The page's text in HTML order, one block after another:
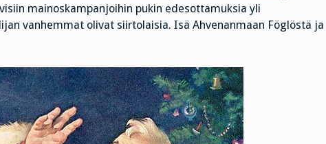
mainoskampanjoihin pukin edesottamuksia yli
vanhemmat olivat siirtolaisia. Isä Ahvenanmaan Föglöstä ja